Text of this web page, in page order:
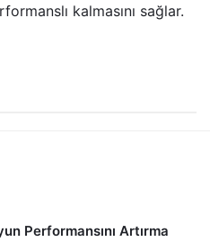
kalmasını sağlar.
Performansını Artırma